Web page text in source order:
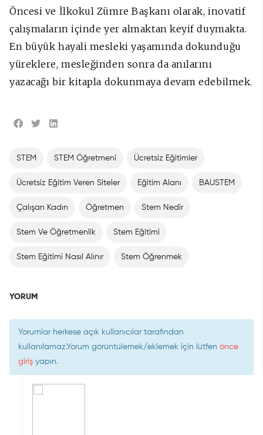
Öncesi ve İlkokul Zümre Başkanı olarak, inovatif
çalışmaların içinde yer almaktan keyif duymakta.
En büyük hayali mesleki yaşamında dokunduğu
yüreklere, mesleğinden sonra da anılarını
yazacağı bir kitapla dokunmaya devam edebilmek.
STEM STEM Öğretmeni Ücretsiz Eğitimler
Ücretsiz Eğitim Veren Siteler Eğitim Alanı BAUSTEM
Çalışan Kadın Öğretmen Stem Nedir
Stem Ve Öğretmenlik Stem Eğitimi
Stem Eğitimi Nasıl Alınır Stem Öğrenmek
YORUM
Yorumlar herkese açık kullanıcılar tarafından
kullanılamaz.Yorum görüntülemek/eklemek için lütfen önce
giriş yapın.